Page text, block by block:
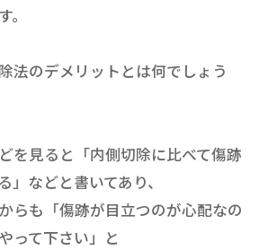
法のデメリットとは何でしょう
を見ると「内側切除に比べて傷跡
」などと書いてあり、
らも「傷跡が目立つのが心配なの
って下さい」と